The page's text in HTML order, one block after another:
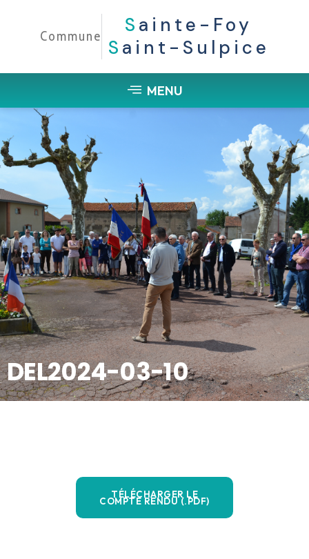
Commune S Ainte-Foy
S Aint-Sulpice
MENU
DEL2024-03-10
TÉLÉCHARGER LE
COMPTE RENDU (.PDF)